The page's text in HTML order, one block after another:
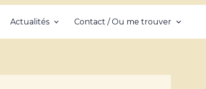
Actualités Contact / Ou me trouver